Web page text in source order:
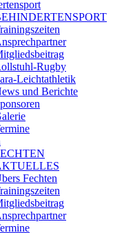
Rugby
Leichtathletik
und Berichte
Fechten